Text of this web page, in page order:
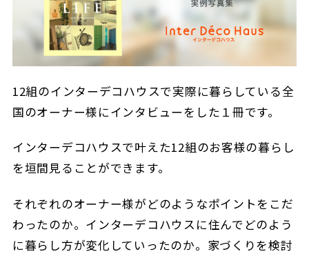
12組のインターデコハウスで実際に暮らしている全
国のオーナー様にインタビューをした１冊です。
インターデコハウスで叶えた12組のお客様の暮らし
を垣間見ることができます。
それぞれのオーナー様がどのようなポイントをこだ
わったのか。インターデコハウスに住んでどのよう
に暮らし方が変化していったのか。家づくりを検討